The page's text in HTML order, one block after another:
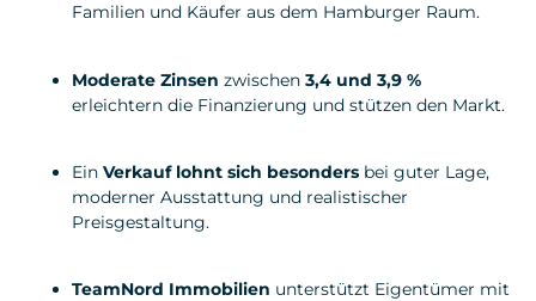
Familien und Käufer aus dem Hamburger Raum.
Moderate Zinsen zwischen 3,4 und 3,9 %
erleichtern die Finanzierung und stützen den Markt.
Ein Verkauf lohnt sich besonders bei guter Lage,
moderner Ausstattung und realistischer
Preisgestaltung.
TeamNord Immobilien unterstützt Eigentümer mit